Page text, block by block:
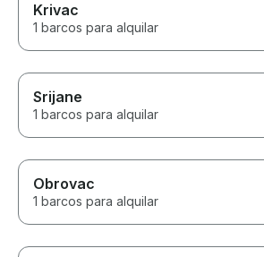
Krivac
1 barcos para alquilar
Srijane
1 barcos para alquilar
Obrovac
1 barcos para alquilar